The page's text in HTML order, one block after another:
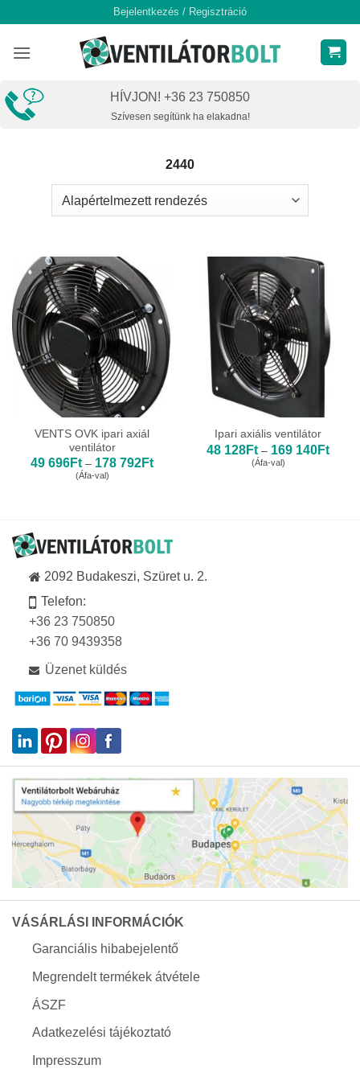
content
Bejelentkezés / Regisztráció
HÍVJON! +36 23 750850
Szívesen segítünk ha elakadna!
2440
VENTS OVK ipari axiál
ventilátor
49 696Ft – 178 792FtÁrtartomány:
(Áfa-val)
Ipari axiális ventilátor
48 128Ft – 169 140Ft
(Áfa-val)
2092 Budakeszi, Szüret u. 2.
Telefon:
+36 23 750850
+36 70 9439358
Üzenet küldés
VÁSÁRLÁSI INFORMÁCIÓK
Garanciális hibabejelentő
Megrendelt termékek átvétele
ÁSZF
Adatkezelési tájékoztató
Impresszum